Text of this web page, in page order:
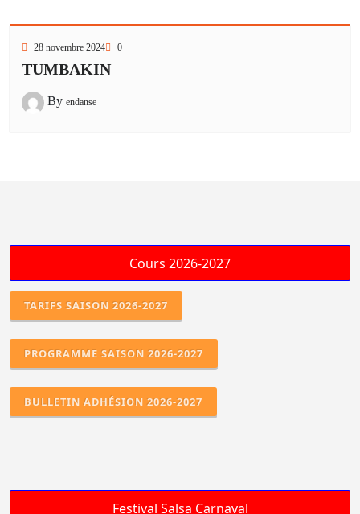
28 novembre 2024 0
TUMBAKIN
By endanse
TARIFS SAISON 2026-2027
PROGRAMME SAISON 2026-2027
BULLETIN ADHÉSION 2026-2027